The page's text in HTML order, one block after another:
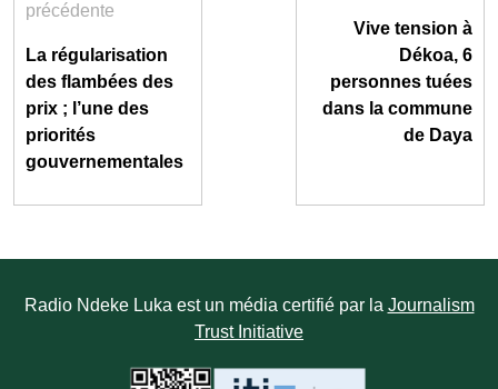
précédente
La régularisation
des flambées des
prix ; l’une des
priorités
gouvernementales
Vive tension à
Dékoa, 6
personnes tuées
dans la commune
de Daya
Radio Ndeke Luka est un média certifié par la Journalism
Trust Initiative